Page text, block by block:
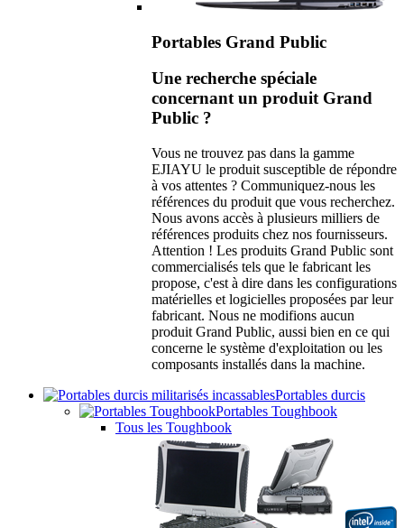
Portables Grand Public
Une recherche spéciale
concernant un produit Grand
Public ?
Vous ne trouvez pas dans la gamme
EJIAYU le produit susceptible de répondre
à vos attentes ? Communiquez-nous les
références du produit que vous recherchez.
Nous avons accès à plusieurs milliers de
références produits chez nos fournisseurs.
Attention ! Les produits Grand Public sont
commercialisés tels que le fabricant les
propose, c'est à dire dans les configurations
matérielles et logicielles proposées par leur
fabricant. Nous ne modifions aucun
produit Grand Public, aussi bien en ce qui
concerne le système d'exploitation ou les
composants installés dans la machine.
Portables durcis
Portables Toughbook
Tous les Toughbook